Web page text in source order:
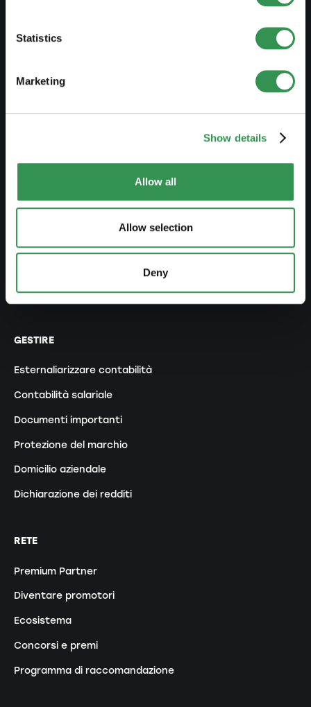
Statistics
Marketing
Show details
Allow all
Allow selection
Deny
Costituire una Snc
Trasformazione SnC in Sagl
Modifica statuti
GESTIRE
Esternaliarizzare contabilità
Contabilità salariale
Documenti importanti
Protezione del marchio
Domicilio aziendale
Dichiarazione dei redditi
RETE
Premium Partner
Diventare promotori
Ecosistema
Concorsi e premi
Programma di raccomandazione